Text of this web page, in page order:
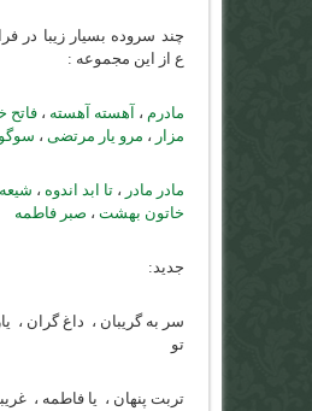
چند سروده بسیار زیبا در
ع از این مجموعه :
مادرم ، آهسته آهسته ،فاتح
مزار ، مرو یار مرتضی ،
مادر مادر ،تا ابد اندوه ،
خاتون بهشت ، صبر فاطمه
جدید:
سر به گریبان ، داغ گران ،
تو
تربت پنهان ، یا فاطمه ،